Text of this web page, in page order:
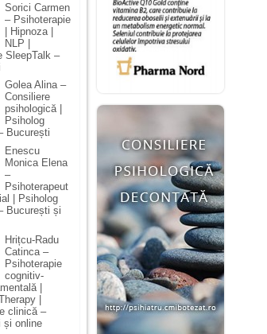
Sorici Carmen
– Psihoterapie
| Hipnoza |
NLP |
SleepTalk –
Golea Alina –
Consiliere
psihologică |
Psiholog
București
Enescu
Monica Elena
–
Psihoterapeut
| Psiholog
București și
Hrițcu-Radu
Catinca –
Psihoterapie
cognitiv-
|
|
clinică –
și online